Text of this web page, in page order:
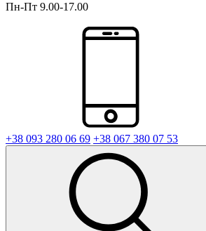
Пн-Пт 9.00-17.00
+38 093 280 06 69 +38 067 380 07 53